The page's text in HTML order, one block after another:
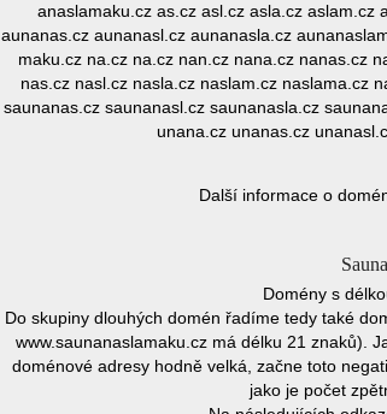
anaslamaku.cz as.cz asl.cz asla.cz
aunanas.cz aunanasl.cz aunanasla.cz
maku.cz na.cz na.cz nan.cz nana.cz nanas.cz
nas.cz nasl.cz nasla.cz naslam.cz naslama.cz
saunanas.cz saunanasl.cz saunanasla.cz
unana.cz unanas.cz
Další informace o
Domény s
Do skupiny dlouhých domén řadíme tedy také
www.saunanaslamaku.cz má délku 21 znaků).
doménové adresy hodně velká, začne toto
jako je počet